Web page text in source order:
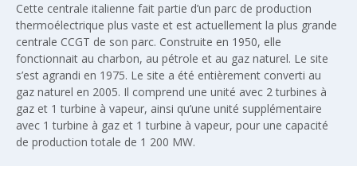
Cette centrale italienne fait partie d’un parc de production
thermoélectrique plus vaste et est actuellement la plus grande
centrale CCGT de son parc. Construite en 1950, elle
fonctionnait au charbon, au pétrole et au gaz naturel. Le site
s’est agrandi en 1975. Le site a été entièrement converti au
gaz naturel en 2005. Il comprend une unité avec 2 turbines à
gaz et 1 turbine à vapeur, ainsi qu’une unité supplémentaire
avec 1 turbine à gaz et 1 turbine à vapeur, pour une capacité
de production totale de 1 200 MW.